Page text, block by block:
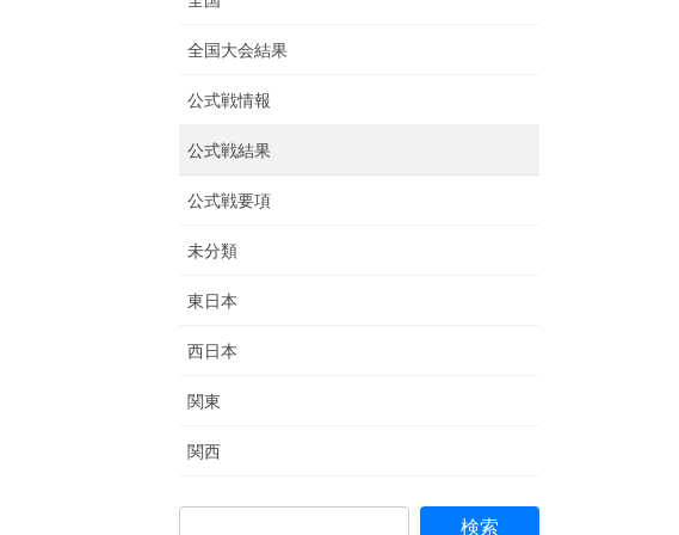
全国大会結果
公式戦情報
公式戦結果
公式戦要項
未分類
東日本
西日本
関東
関西